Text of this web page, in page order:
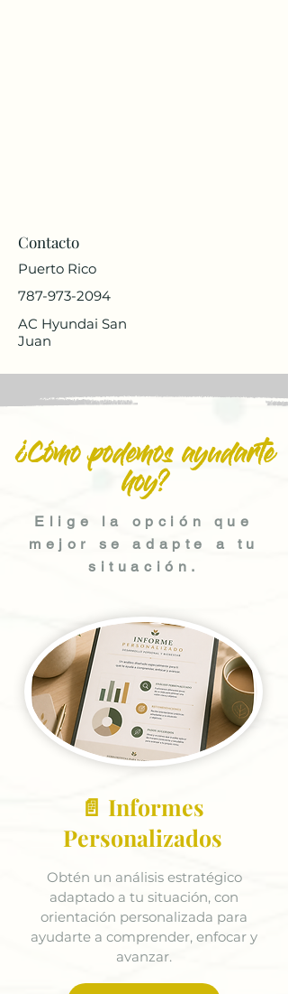
Contacto
Puerto Rico
787-973-2094
AC Hyundai San
Juan
¿Cómo podemos ayudarte
hoy?
Elige la opción que
mejor se adapte a tu
situación.
📄 Informes
Personalizados
Obtén un análisis estratégico
adaptado a tu situación, con
orientación personalizada para
ayudarte a comprender, enfocar y
avanzar.